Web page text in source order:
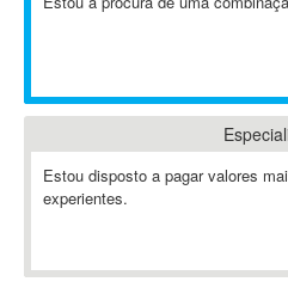
ABBYY FineReader
Ableton
Ableton Push
Abstract
Estou disposto a pagar valores
experientes.